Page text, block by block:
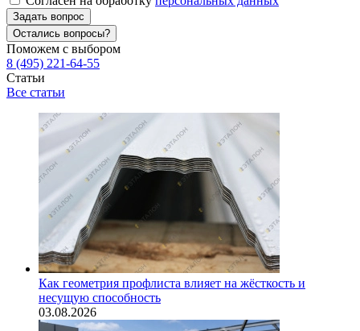
Задать вопрос
Остались вопросы?
Поможем с выбором
8 (495) 221-64-55
Статьи
Все статьи
Как геометрия профлиста влияет на жёсткость и
несущую способность
03.08.2026